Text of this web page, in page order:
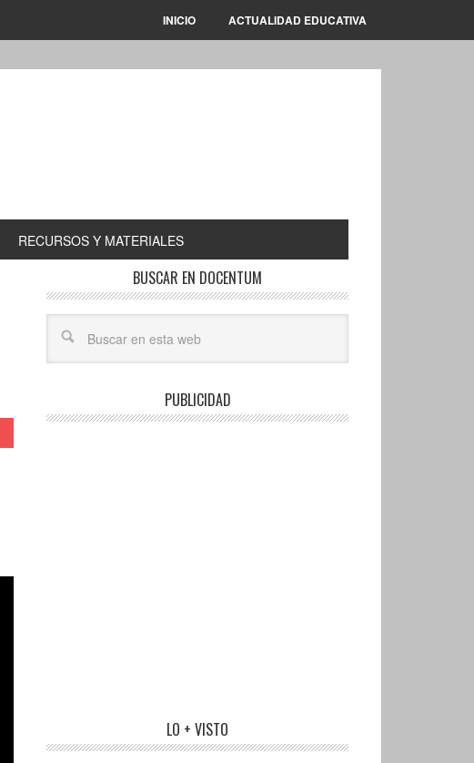
INICIO ACTUALIDAD EDUCATIVA
RECURSOS Y MATERIALES
BUSCAR EN DOCENTUM
PUBLICIDAD
LO + VISTO